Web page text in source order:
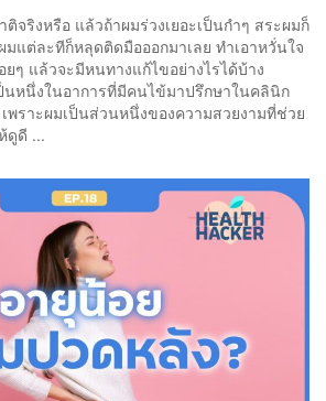
ติจริงหรือ แล้วถ้าผมร่วงเยอะเป็นกำๆ สระผมก็
มแต่ละทีก็หลุดติดมือออกมาเลย ทำเอาหวั่นใจ
ยๆ แล้วจะมีหนทางแก้ไขอย่างไรได้บ้าง
นหนึ่งในอาการที่มีคนไข้มาปรึกษาในคลินิก
พราะผมเป็นส่วนหนึ่งของความสวยงามที่ช่วย
ดูดี ...